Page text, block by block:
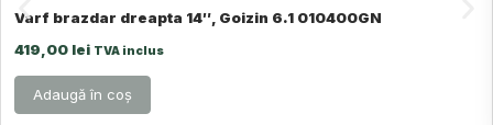
Varf brazdar dreapta 14″, Goizin 6.1 010400GN
419,00 lei TVA inclus
Adaugă în coș